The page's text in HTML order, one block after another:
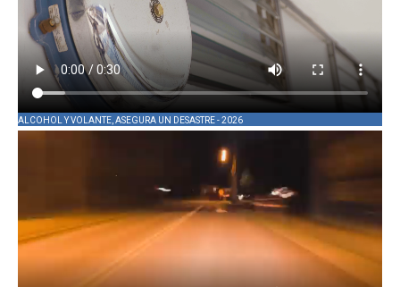
ALCOHOL Y VOLANTE, ASEGURA UN DESASTRE - 2026